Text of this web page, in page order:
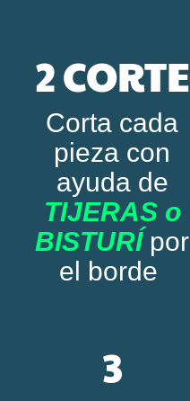
2 CORTE
Corta cada
pieza con
ayuda de
TIJERAS o
BISTURÍpor
el borde
3